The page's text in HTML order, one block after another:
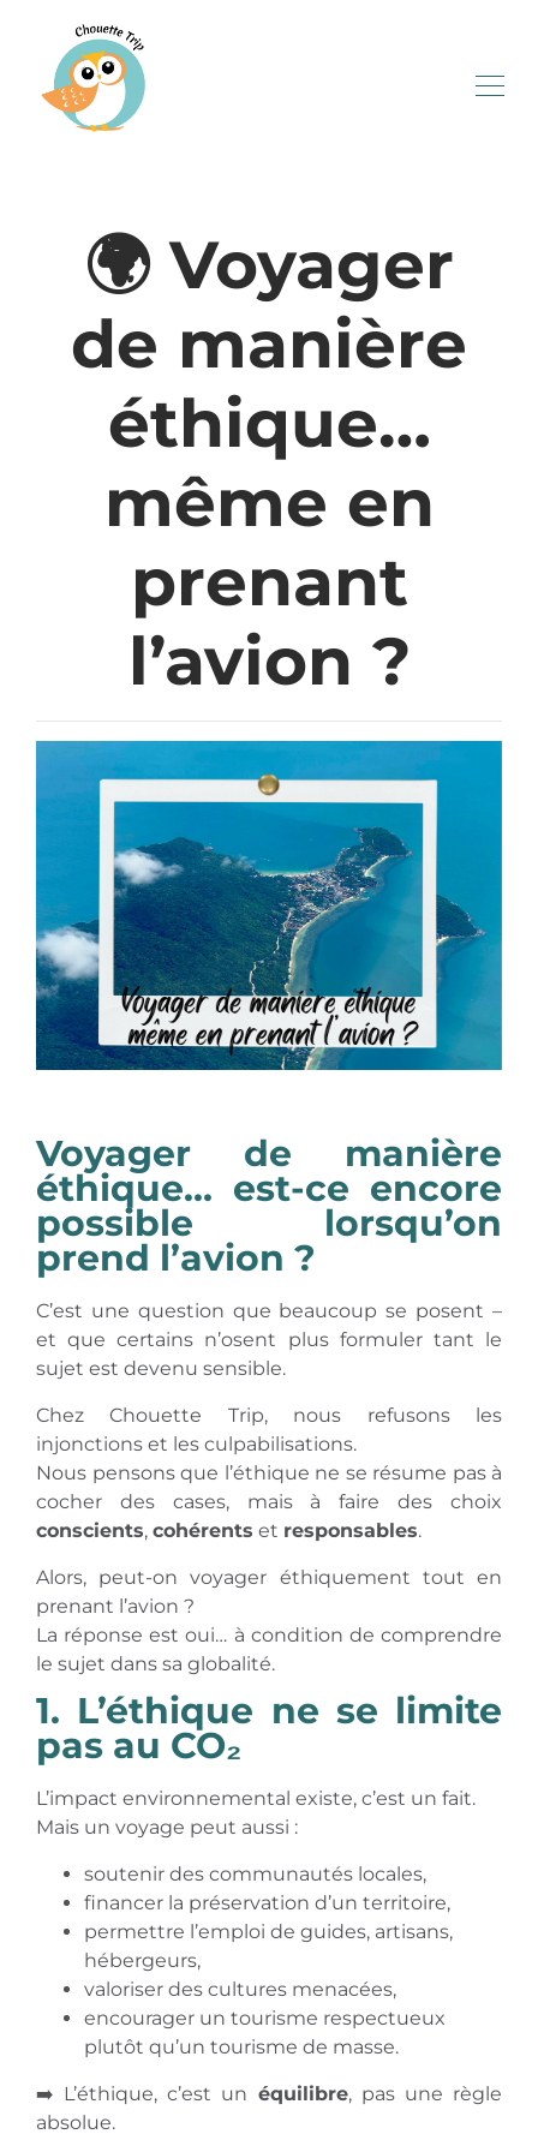
🌍 Voyager
de manière
éthique…
même en
prenant
l’avion ?
Voyager de manière
éthique… est-ce encore
possible lorsqu’on
prend l’avion ?
C’est une question que beaucoup se posent –
et que certains n’osent plus formuler tant le
sujet est devenu sensible.
Chez Chouette Trip, nous refusons les
injonctions et les culpabilisations.
Nous pensons que l’éthique ne se résume pas à
cocher des cases, mais à faire des choix
conscients, cohérents et responsables.
Alors, peut-on voyager éthiquement tout en
prenant l’avion ?
La réponse est oui… à condition de comprendre
le sujet dans sa globalité.
1. L’éthique ne se limite
pas au CO₂
L’impact environnemental existe, c’est un fait.
Mais un voyage peut aussi :
soutenir des communautés locales,
financer la préservation d’un territoire,
permettre l’emploi de guides, artisans,
hébergeurs,
valoriser des cultures menacées,
encourager un tourisme respectueux
plutôt qu’un tourisme de masse.
➡️ L’éthique, c’est un équilibre, pas une règle
absolue.